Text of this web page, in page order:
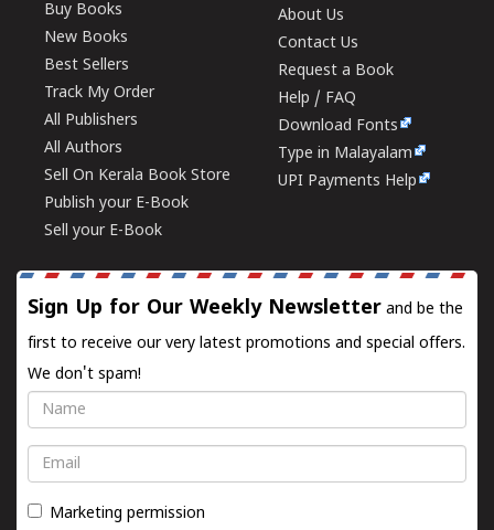
Buy Books
New Books
Best Sellers
Track My Order
All Publishers
All Authors
Sell On Kerala Book Store
Publish your E-Book
Sell your E-Book
About Us
Contact Us
Request a Book
Help / FAQ
Download Fonts
Type in Malayalam
UPI Payments Help
Sign Up for Our Weekly Newsletter and be the
first to receive our very latest promotions and special offers.
We don't spam!
Name
Email
Marketing permission